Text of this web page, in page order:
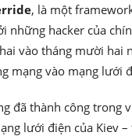
, là một
những hacker của
vào tháng mười hai
mạng vào mạng lưới
đã thành công trong
lưới điện của Kiev